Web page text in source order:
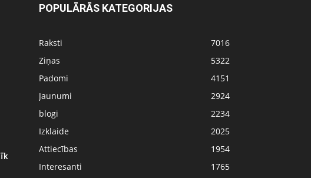
POPULĀRĀS KATEGORIJAS
Raksti
7016
Ziņas
5322
Padomi
4151
Jaunumi
2924
blogi
2234
Izklaide
2025
Attiecības
1954
Interesanti
1765